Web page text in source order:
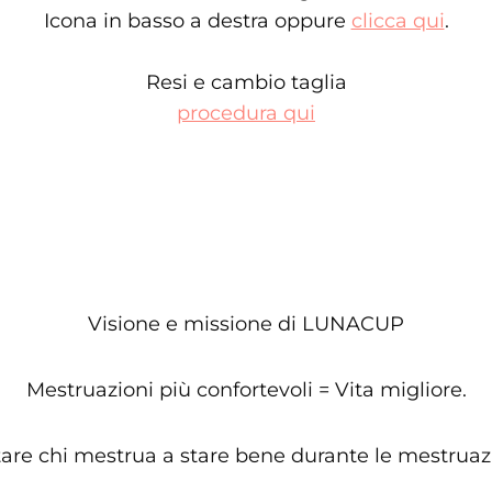
Icona in basso a destra oppure clicca qui.
Resi e cambio taglia
procedura qui
Visione e missione di LUNACUP
Mestruazioni più confortevoli = Vita migliore.
chi mestrua a stare bene durante le